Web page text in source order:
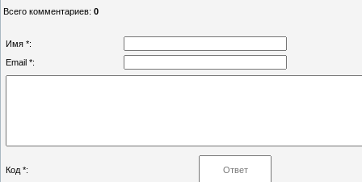
Всего комментариев: 0
Имя *:
Email *:
Код *: